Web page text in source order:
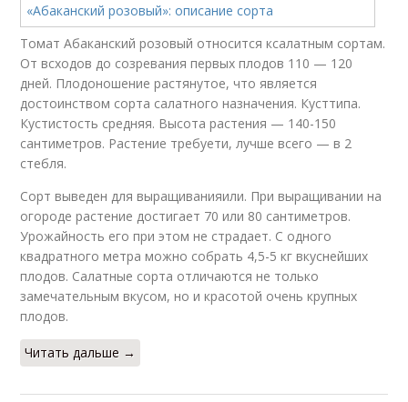
Томат Абаканский розовый относится ксалатным сортам.
От всходов до созревания первых плодов 110 — 120
дней. Плодоношение растянутое, что является
достоинством сорта салатного назначения. Кусттипа.
Кустистость средняя. Высота растения — 140-150
сантиметров. Растение требуети, лучше всего — в 2
стебля.
Сорт выведен для выращиванияили. При выращивании на
огороде растение достигает 70 или 80 сантиметров.
Урожайность его при этом не страдает. С одного
квадратного метра можно собрать 4,5-5 кг вкуснейших
плодов. Салатные сорта отличаются не только
замечательным вкусом, но и красотой очень крупных
плодов.
Читать дальше →